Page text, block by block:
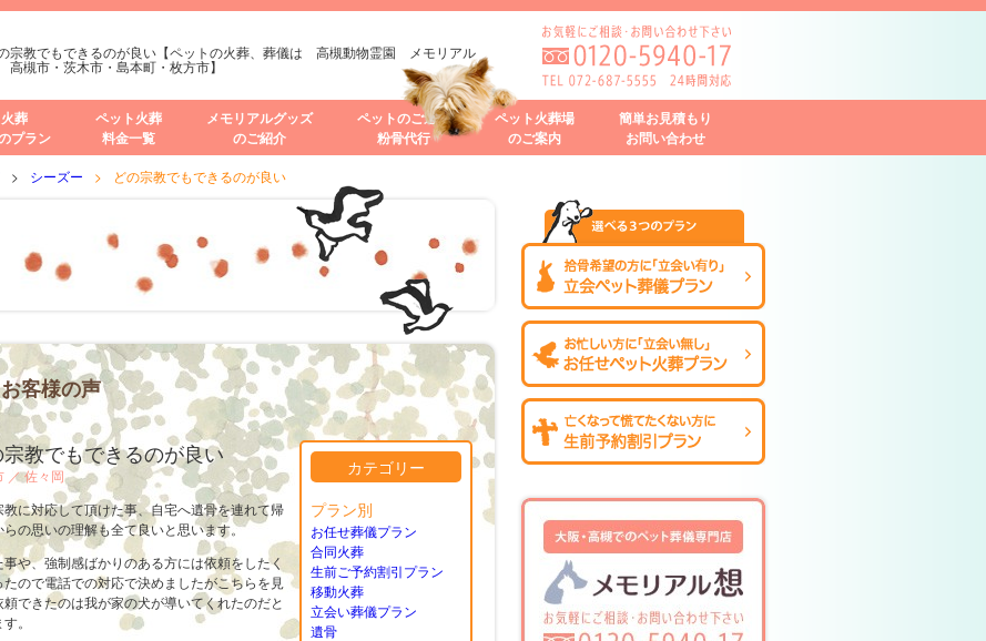
宗教でもできるのが良い【ペットの火葬、葬儀は 高槻動物霊園 メモリアル
槻市・茨木市・島本町・枚方市】
葬
プラン
ペット火葬
料金一覧
メモリアルグッズ
のご紹介
ペットのご遺骨
粉骨代行
ペット火葬場
のご案内
簡単お見積もり
お問い合わせ
シーズー どの宗教でもできるのが良い
客様の声
教でもできるのが良い
／佐々岡
教に対応して頂けた事、自宅へ遺骨を連れて帰
らの思いの理解も全て良いと思います。
事や、強制感ばかりのある方には依頼をしたく
たので電話での対応で決めましたがこちらを見
頼できたのは我が家の犬が導いてくれたのだと
。
カテゴリー
プラン別
お任せ葬儀プラン
合同火葬
生前ご予約割引プラン
移動火葬
立会い葬儀プラン
遺骨